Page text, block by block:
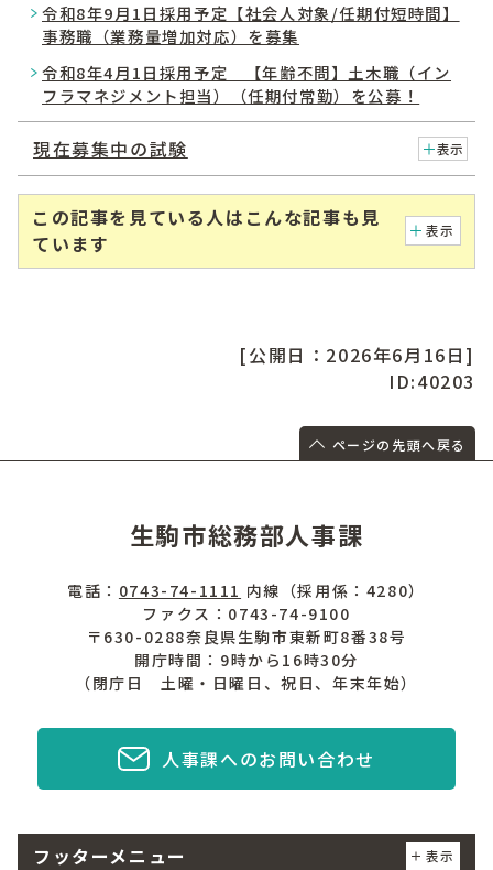
令和8年9月1日採用予定【社会人対象/任期付短時間】
事務職（業務量増加対応）を募集
令和8年4月1日採用予定 【年齢不問】土木職（イン
フラマネジメント担当）（任期付常勤）を公募！
現在募集中の試験 表示
この記事を見ている人はこんな記事も見
ています
表示
[公開日：2026年6月16日]
ID:40203
ページの先頭へ戻る
生駒市総務部人事課
電話： 0743-74-1111 内線（採用係：4280）
ファクス：0743-74-9100
〒630-0288奈良県生駒市東新町8番38号
開庁時間：9時から16時30分
（閉庁日 土曜・日曜日、祝日、年末年始）
人事課へのお問い合わせ
フッターメニュー 表示